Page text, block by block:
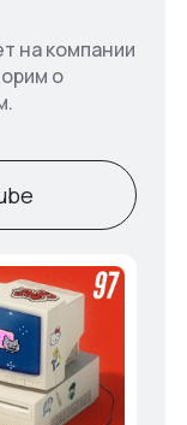
на компании
о